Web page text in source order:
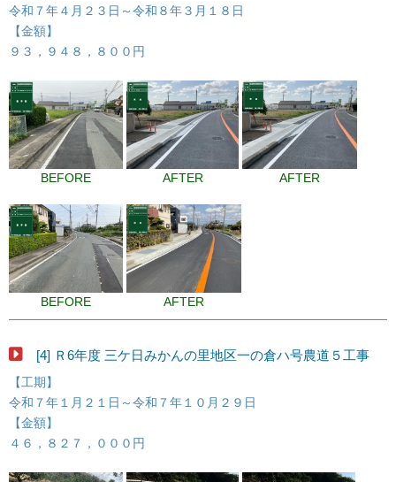
令和７年４月２３日～令和８年３月１８日
【金額】
９３，９４８，８００円
BEFORE AFTER AFTER
BEFORE AFTER
[4] Ｒ6年度 三ケ日みかんの里地区一の倉ハ号農道５工事
【工期】
令和７年１月２１日～令和７年１０月２９日
【金額】
４６，８２７，０００円